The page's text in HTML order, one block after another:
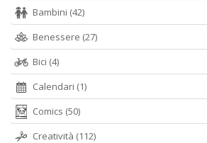
Bambini (42)
Benessere (27)
Bici (4)
Calendari (1)
Comics (50)
Creatività (112)